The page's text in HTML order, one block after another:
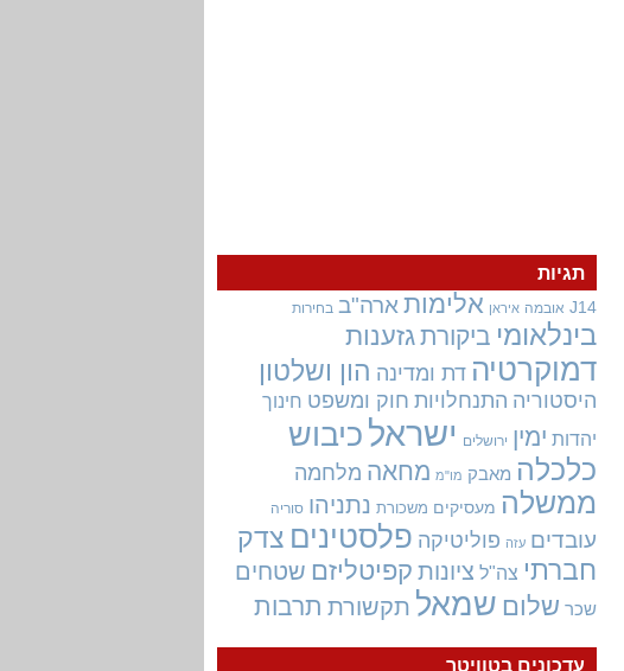
עדכונים בטוויטר
תגיות
J14 אובמה איראן אלימות ארה"ב בחירות
בינלאומי ביקורתגזענות
דמוקרטיה דת ומדינה הון ושלטון
היסטוריה התנחלויות חוק ומשפט חינוך
יהדות ימין ירושלים ישראל כיבוש
כלכלה מאבק מו"מ מחאה מלחמה
ממשלה מעסיקים משכורת נתניהו סוריה
עובדים עזה פוליטיקה פלסטינים צדק
חברתי צה"ל ציונות קפיטליזם שטחים
שכר שלום שמאל תקשורת תרבות